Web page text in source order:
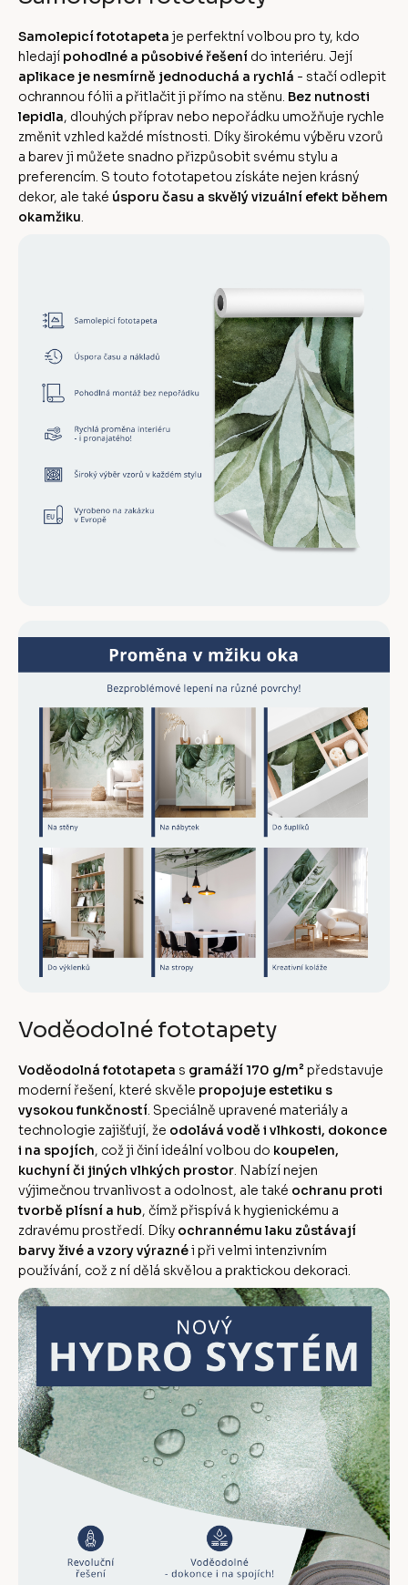
Samolepicí fototapeta je perfektní volbou pro ty, kdo
hledají pohodlné a působivé řešení do interiéru. Její
aplikace je nesmírně jednoduchá a rychlá - stačí odlepit
ochrannou fólii a přitlačit ji přímo na stěnu. Bez nutnosti
lepidla, dlouhých příprav nebo nepořádku umožňuje rychle
změnit vzhled každé místnosti. Díky širokému výběru vzorů
a barev ji můžete snadno přizpůsobit svému stylu a
preferencím. S touto fototapetou získáte nejen krásný
dekor, ale také úsporu času a skvělý vizuální efekt během
okamžiku.
Voděodolné fototapety
Voděodolná fototapeta s gramáží 170 g/m² představuje
moderní řešení, které skvěle propojuje estetiku s
vysokou funkčností. Speciálně upravené materiály a
technologie zajišťují, že odolává vodě i vlhkosti, dokonce
i na spojích, což ji činí ideální volbou do koupelen,
kuchyní či jiných vlhkých prostor. Nabízí nejen
výjimečnou trvanlivost a odolnost, ale také ochranu proti
tvorbě plísní a hub, čímž přispívá k hygienickému a
zdravému prostředí. Díky ochrannému laku zůstávají
barvy živé a vzory výraznéi při velmi intenzivním
používání, což z ní dělá skvělou a praktickou dekoraci.